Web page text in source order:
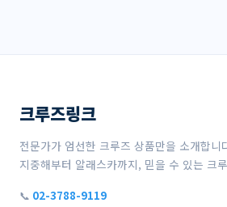
크루즈링크
전문가가 엄선한 크루즈 상품만을 소개합니
지중해부터 알래스카까지, 믿을 수 있는 크
📞 02-3788-9119